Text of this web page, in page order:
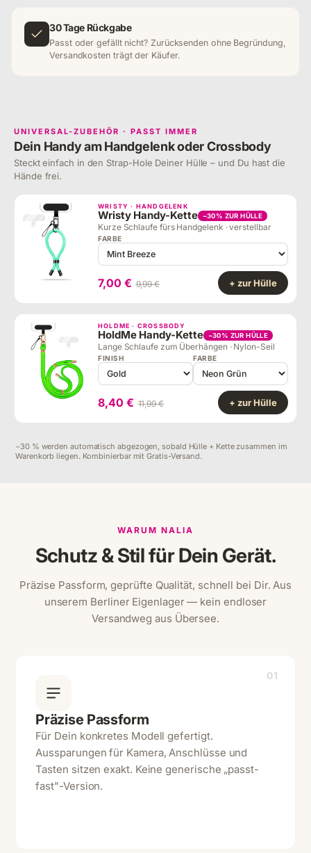
30 Tage Rückgabe
Passt oder gefällt nicht? Zurücksenden ohne Begründung,
Versandkosten trägt der Käufer.
UNIVERSAL-ZUBEHÖR · PASST IMMER
Dein Handy am Handgelenk oder Crossbody
Steckt einfach in den Strap-Hole Deiner Hülle – und Du hast die
Hände frei.
WRISTY · HANDGELENK
Wristy Handy-Kette −30% ZUR HÜLLE
Kurze Schlaufe fürs Handgelenk · verstellbar
FARBE
7,00 € 9,99 € + zur Hülle
HOLDME · CROSSBODY
HoldMe Handy-Kette −30% ZUR HÜLLE
Lange Schlaufe zum Überhängen · Nylon-Seil
FINISH FARBE
8,40 € 11,99 € + zur Hülle
−30 % werden automatisch abgezogen, sobald Hülle + Kette zusammen im
Warenkorb liegen. Kombinierbar mit Gratis-Versand.
WARUM NALIA
Schutz & Stil für Dein Gerät.
Präzise Passform, geprüfte Qualität, schnell bei Dir. Aus
unserem Berliner Eigenlager — kein endloser
Versandweg aus Übersee.
01
Präzise Passform
Für Dein konkretes Modell gefertigt.
Aussparungen für Kamera, Anschlüsse und
Tasten sitzen exakt. Keine generische „passt-
fast"-Version.